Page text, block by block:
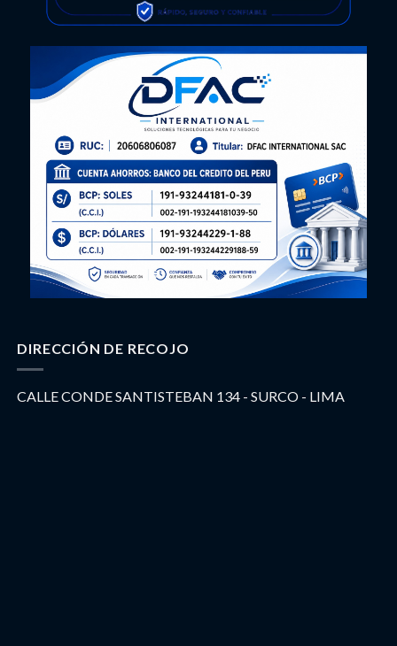
DIRECCIÓN DE RECOJO
CALLE CONDE SANTISTEBAN 134 - SURCO - LIMA